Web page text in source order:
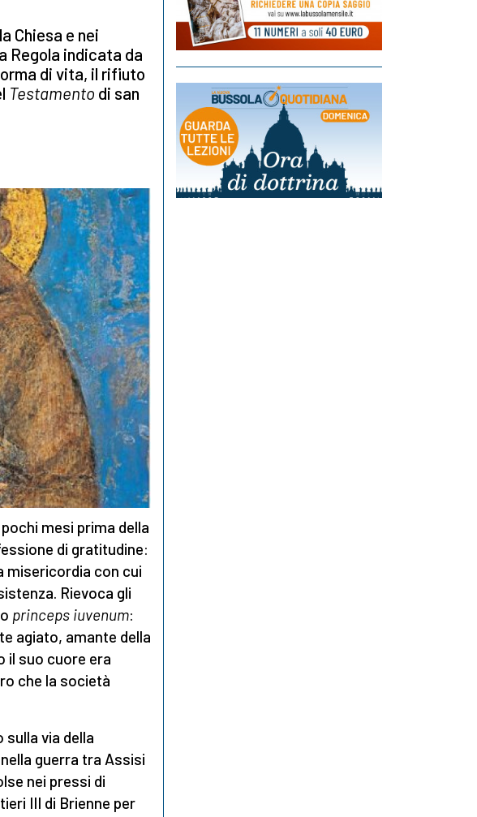
Chiesa e nei
Regola indicata da
di vita, il rifiuto
Testamento di san
mesi prima della
di gratitudine:
misericordia con cui
Rievoca gli
princeps iuvenum:
agiato, amante della
il suo cuore era
che la società
via della
guerra tra Assisi
nei pressi di
III di Brienne per